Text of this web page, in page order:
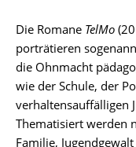
Die Romane TelMo
porträtieren
die Ohnmacht
wie der Schule, der
verhaltensauffälligen
Thematisiert werden
Familie,